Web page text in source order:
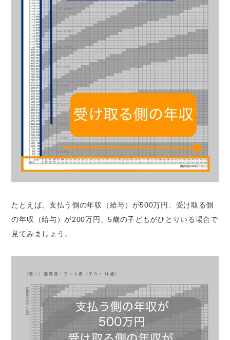
たとえば、支払う側の年収（給与）が500万円、受け取る側
の年収（給与）が200万円、5歳の子どもがひとりいる場合で
見てみましょう。